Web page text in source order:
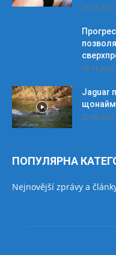
31.07.2025
08.11.2025
Jaguar
27.09.2025
ПОПУЛЯРНА
Nejnovější zprávy a